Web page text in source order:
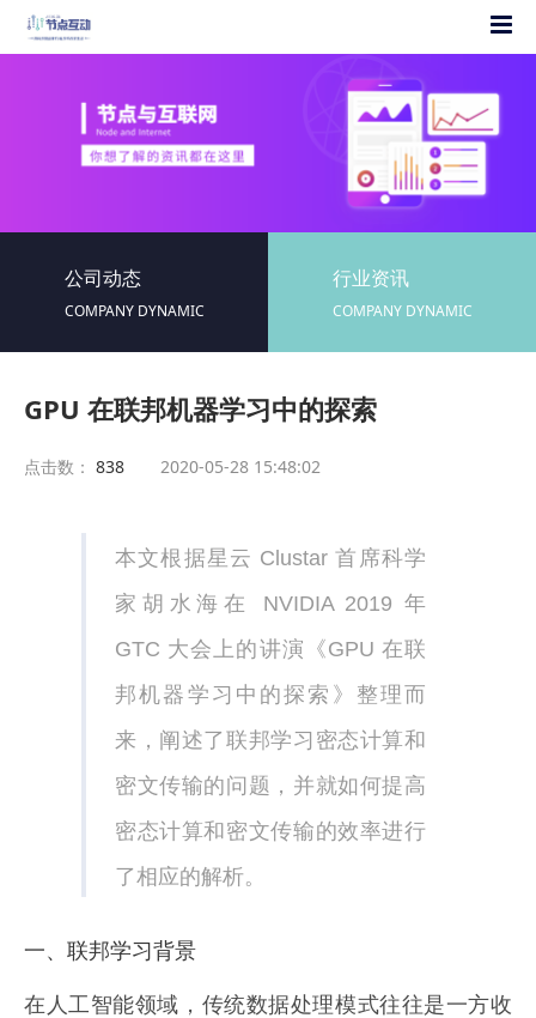
公司动态
COMPANY DYNAMIC
行业资讯
COMPANY DYNAMIC
GPU 在联邦机器学习中的探索
点击数： 838 2020-05-28 15:48:02
本文根据星云 Clustar 首席科学
家胡水海在 NVIDIA 2019 年
GTC 大会上的讲演《GPU 在联
邦机器学习中的探索》整理而
来，阐述了联邦学习密态计算和
密文传输的问题，并就如何提高
密态计算和密文传输的效率进行
了相应的解析。
一、联邦学习背景
在人工智能领域，传统数据处理模式往往是一方收